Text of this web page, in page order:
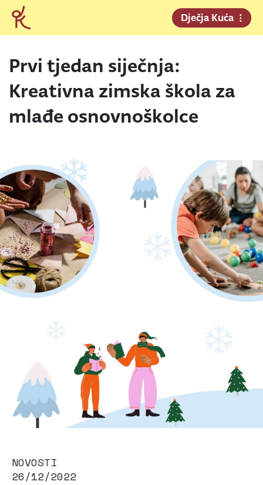
Dječja Kuća
Prvi tjedan siječnja:
Kreativna zimska škola za
mlađe osnovnoškolce
NOVOSTI
26/12/2022